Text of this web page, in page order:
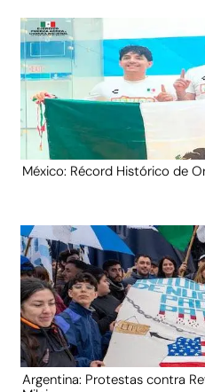
México: Récord Histórico de
Argentina: Protestas contra